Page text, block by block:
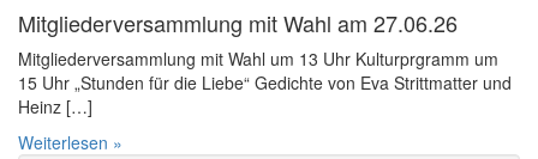
Mitgliederversammlung mit Wahl am 27.06.26
Mitgliederversammlung mit Wahl um 13 Uhr Kulturprgramm um
15 Uhr „Stunden für die Liebe“ Gedichte von Eva Strittmatter und
Heinz […]
Weiterlesen »